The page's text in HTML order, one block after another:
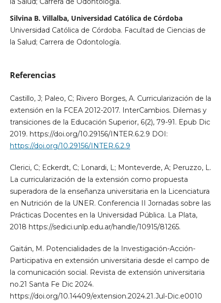
Silvina B. Villalba, Universidad Católica de Córdoba
Universidad Católica de Córdoba. Facultad de Ciencias de
la Salud; Carrera de Odontología.
Referencias
Castillo, J; Paleo, C; Rivero Borges, A. Curricularización de la
extensión en la FCEA 2012-2017. InterCambios. Dilemas y
transiciones de la Educación Superior, 6(2), 79-91. Epub Dic
2019. https://doi.org/10.29156/INTER.6.2.9 DOI:
https://doi.org/10.29156/INTER.6.2.9
Clerici, C; Eckerdt, C; Lonardi, L; Monteverde, A; Peruzzo, L.
La curricularización de la extensión como propuesta
superadora de la enseñanza universitaria en la Licenciatura
en Nutrición de la UNER. Conferencia II Jornadas sobre las
Prácticas Docentes en la Universidad Pública. La Plata,
2018 https://sedici.unlp.edu.ar/handle/10915/81265.
Gaitán, M. Potencialidades de la Investigación-Acción-
Participativa en extensión universitaria desde el campo de
la comunicación social. Revista de extensión universitaria
no.21 Santa Fe Dic 2024.
https://doi.org/10.14409/extension.2024.21.Jul-Dic.e0010